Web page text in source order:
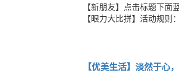
【新朋友】点击标题下面
【眼力大比拼】活动规
【优美生活】淡然于心